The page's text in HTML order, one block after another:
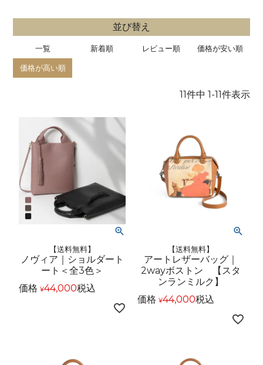
並び替え
一覧 新着順 レビュー順 価格が安い順
価格が高い順
11件中 1 -11件表示
【送料無料】
ノヴィア｜ショルダート
ート＜全3色＞
価格 ¥44,000税込
【送料無料】
アートレザーバッグ｜
2wayボストン 【スタ
ンランミルク】
価格 ¥44,000税込